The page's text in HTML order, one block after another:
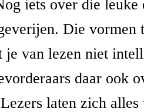
iets over die leuke
Die vormen
je van lezen niet
daar ook
laten zich